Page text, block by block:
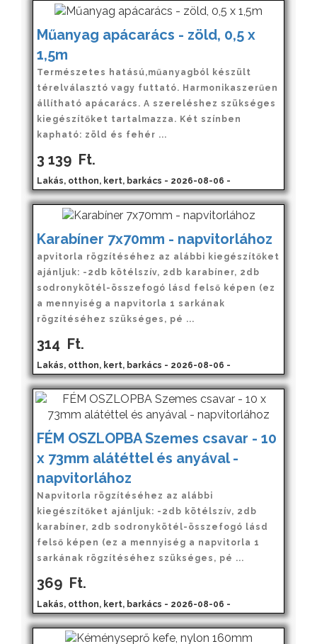
Műanyag apácarács - zöld, 0,5 x
1,5m
Természetes hatású,műanyagból készült
térelválasztó vagy futtató. Harmonikaszerűen
állítható apácarács. A szereléshez szükséges
kiegészítőket tartalmazza. Két színben
kapható: zöld és fehér ...
3 139 Ft.
Lakás, otthon, kert, barkács - 2026-08-06 -
Karabíner 7x70mm - napvitorlához
apvitorla rögzítéséhez az alábbi kiegészítőket
ajánljuk: -2db kötélszív, 2db karabíner, 2db
sodronykötél-összefogó lásd felső képen (ez
a mennyiség a napvitorla 1 sarkának
rögzítéséhez szükséges, pé ...
314 Ft.
Lakás, otthon, kert, barkács - 2026-08-06 -
FÉM OSZLOPBA Szemes csavar - 10
x 73mm alátéttel és anyával -
napvitorlához
Napvitorla rögzítéséhez az alábbi
kiegészítőket ajánljuk: -2db kötélszív, 2db
karabíner, 2db sodronykötél-összefogó lásd
felső képen (ez a mennyiség a napvitorla 1
sarkának rögzítéséhez szükséges, pé ...
369 Ft.
Lakás, otthon, kert, barkács - 2026-08-06 -